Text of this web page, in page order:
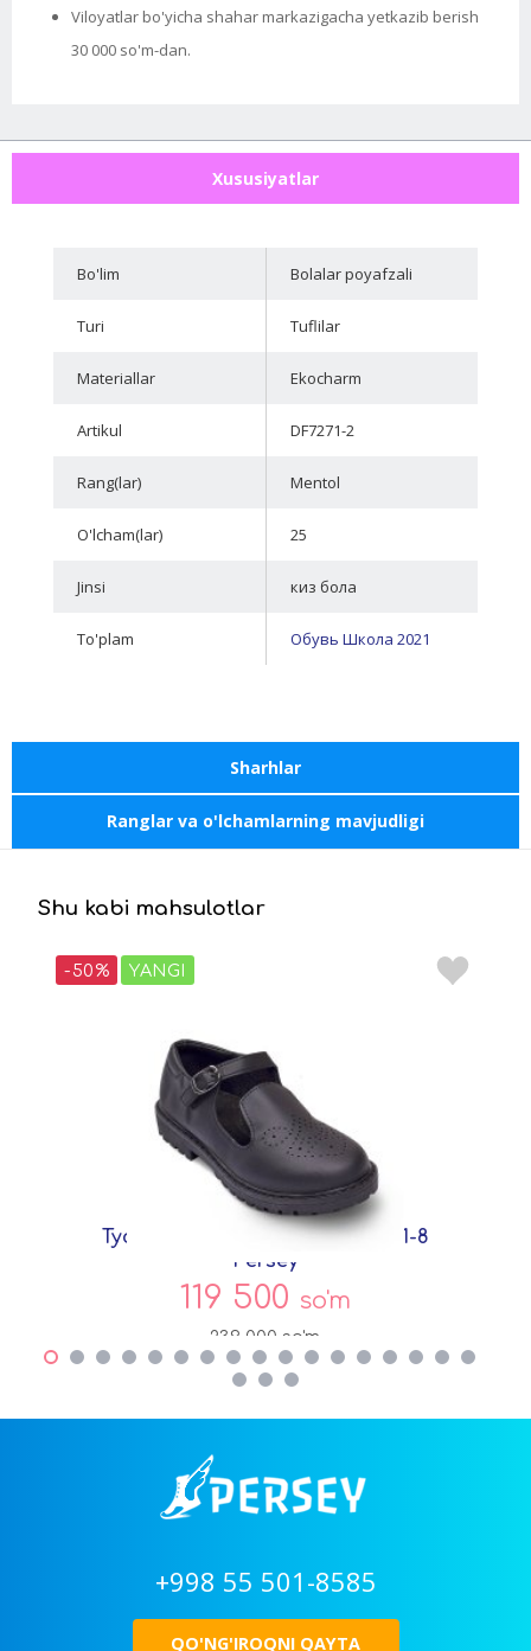
Viloyatlar bo'yicha shahar markazigacha yetkazib berish
30 000 so'm-dan.
Xususiyatlar
Bo'lim Bolalar poyafzali
Turi Tuflilar
Materiallar Ekocharm
Artikul DF7271-2
Rang(lar) Mentol
O'lcham(lar) 25
Jinsi киз бола
To'plam Обувь Школа 2021
Sharhlar
Ranglar va o'lchamlarning mavjudligi
Shu kabi mahsulotlar
-50% YANGI
Туфли Черный Экокожа DF7271-8
Persey
119 500 so'm
239 000 so'm
+998 55 501-8585
QO'NG'IROQNI QAYTA